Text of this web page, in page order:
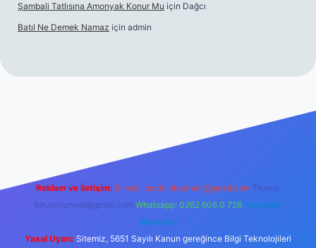
Şambali Tatlısına Amonyak Konur Mu için Dağcı
Batıl Ne Demek Namaz için admin
Reklam ve İletişim: E-mail: backlinkpaneli@gmail.com Teams:
forumhizmeti@gmail.com Whatsapp: 0262 606 0 726 Telegram:
@karabul
Yasal Uyarı: Sitemiz, 5651 Sayılı Kanun gereğince Bilgi Teknolojileri